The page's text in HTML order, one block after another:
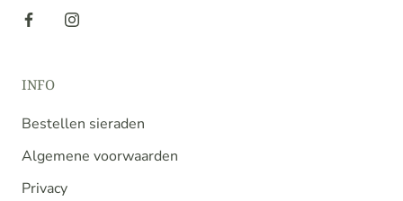
INFO
Bestellen sieraden
Algemene voorwaarden
Privacy